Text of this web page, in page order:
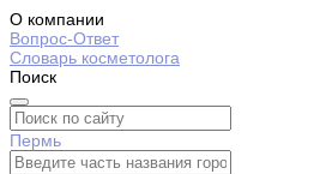
О компании
Вопрос-Ответ
Словарь косметолога
Поиск
Пермь